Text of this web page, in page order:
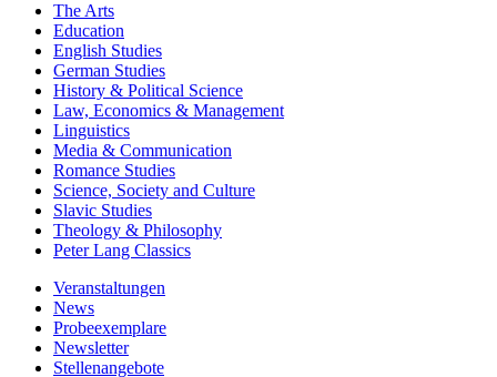
The Arts
Education
English Studies
German Studies
History & Political Science
Law, Economics & Management
Linguistics
Media & Communication
Romance Studies
Science, Society and Culture
Slavic Studies
Theology & Philosophy
Peter Lang Classics
Veranstaltungen
News
Probeexemplare
Newsletter
Stellenangebote